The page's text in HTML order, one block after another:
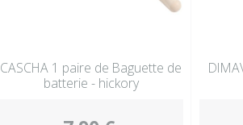
CASCHA 1 paire de Baguette de
batterie - hickory